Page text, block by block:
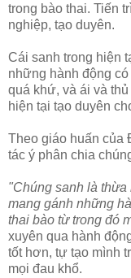
trong bào thai. Tiến
nghiệp, tạo duyên.
Cái sanh trong hiện
những hành động
quá khứ, và ái và
hiện tại tạo duyên
Theo giáo huấn của
tác ý phân chia
"Chúng sanh là
mang gánh những
thai bào từ trong đó
xuyên qua hành
tốt hơn, tự tạo mình
mọi đau khổ.